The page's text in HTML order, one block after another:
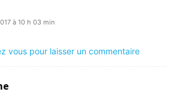
à 10 h 03 min
vous pour laisser un commentaire